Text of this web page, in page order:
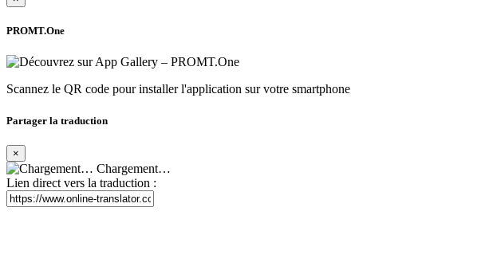
PROMT.One
Scannez le QR code pour installer l'application sur votre smartphone
Partager la traduction
×
Chargement…
Lien direct vers la traduction :